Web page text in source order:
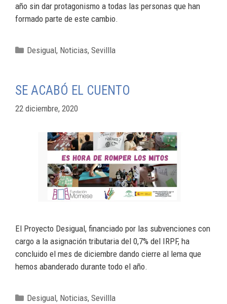
año sin dar protagonismo a todas las personas que han
formado parte de este cambio.
Desigual, Noticias,Sevillla
SE ACABÓ EL CUENTO
22 diciembre, 2020
El Proyecto Desigual, financiado por las subvenciones con
cargo a la asignación tributaria del 0,7% del IRPF, ha
concluido el mes de diciembre dando cierre al lema que
hemos abanderado durante todo el año.
Desigual, Noticias,Sevillla